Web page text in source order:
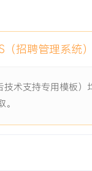
应效率提升XXX%，
条被采纳并应用于
。
（招聘管理系统
术支持专用模板